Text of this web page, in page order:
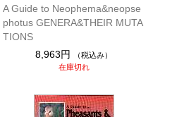
A Guide to Neophema&neopse
photus GENERA&THEIR MUTA
TIONS
8,963円
（税込み）
在庫切れ